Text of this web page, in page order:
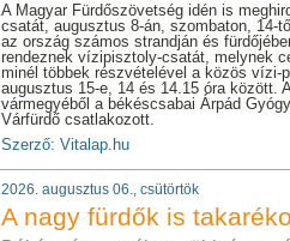
A Magyar Fürdőszövetség idén is
csatát, augusztus 8-án, szombaton, 14-
az ország számos strandján és
rendeznek vízipisztoly-csatát, melynek
minél többek részvételével a közös vízi-
augusztus 15-e, 14 és 14.15 óra között.
vármegyéből a békéscsabai Árpád
Várfürdő csatlakozott.
Szerző: Vitalap.hu
2026. augusztus 06., csütörtök
A nagy fürdők is